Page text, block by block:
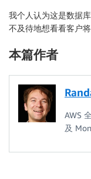
我个人认为这是数据
不及待地想看看客户
本篇作者
AWS
及